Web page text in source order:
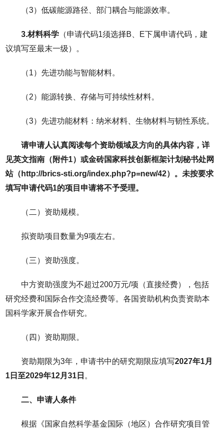
（3）低碳能源路径、部门耦合与能源效率。
3.材料科学 （申请代码1须选择B、E下属申请代码，建
议填写至最末一级）。
（1）先进功能与智能材料。
（2）能源转换、存储与可持续性材料。
（3）先进功能材料：纳米材料、生物材料与韧性系统。
请申请人认真阅读每个资助领域及方向的具体内容，详
见英文指南（附件1）或金砖国家科技创新框架计划秘书处网
站（http://brics-sti.org/index.php?p=new/42）。未按要求
填写申请代码1的项目申请将不予受理。
（二）资助规模。
拟资助项目数量为9项左右。
（三）资助强度。
中方资助强度为不超过200万元/项（直接经费），包括
研究经费和国际合作交流经费等。各国资助机构负责资助本
国科学家开展合作研究。
（四）资助期限。
资助期限为3年，申请书中的研究期限应填写2027年1月
1日至2029年12月31日 。
二、申请人条件
根据《国家自然科学基金国际（地区）合作研究项目管